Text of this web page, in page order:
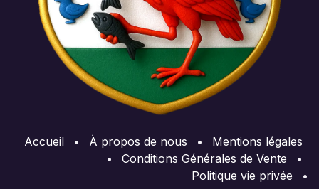
Accueil • À propos de nous •
Mentions légales
•
Conditions Générales de Vente
•
Politique vie privée
•